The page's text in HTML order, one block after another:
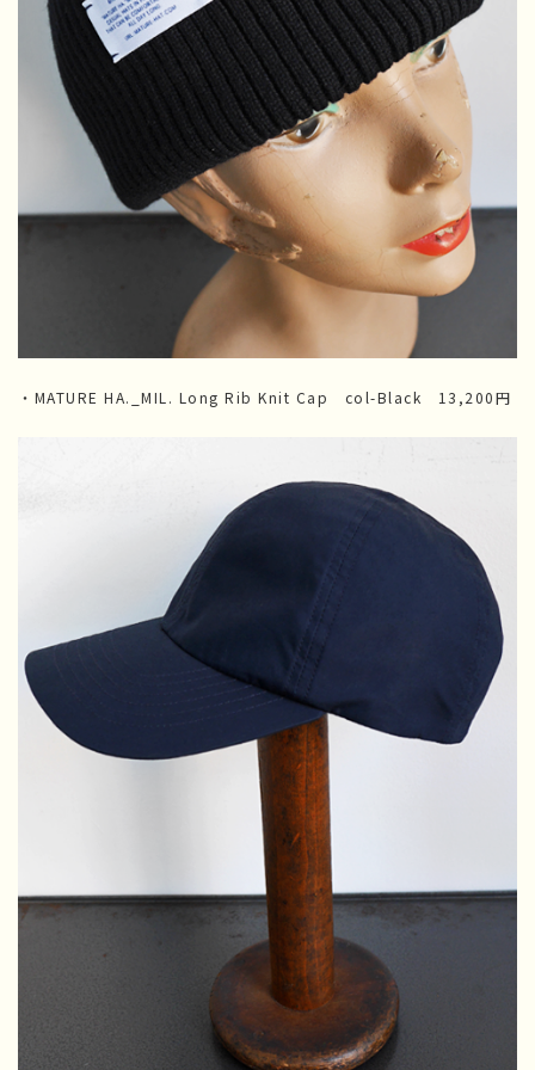
・MATURE HA._MIL. Long Rib Knit Cap col-Black 13,200円